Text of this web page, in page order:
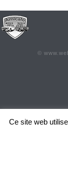
©
Ce site web